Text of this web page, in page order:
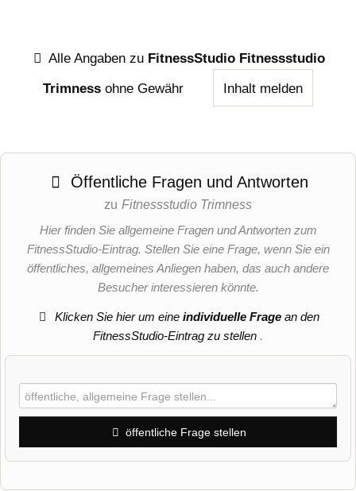
Alle Angaben zu FitnessStudio Fitnessstudio
Trimness ohne Gewähr Inhalt melden
Öffentliche Fragen und Antworten
zu Fitnessstudio Trimness
Hier finden Sie allgemeine Fragen und Antworten zum
FitnessStudio-Eintrag. Stellen Sie eine Frage, wenn Sie ein
öffentliches, allgemeines Anliegen haben, das auch andere
Besucher interessieren könnte.
Klicken Sie hier um eineindividuelle Frage an den
FitnessStudio-Eintrag zu stellen .
öffentliche Frage stellen